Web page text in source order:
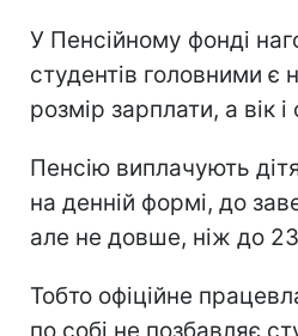
У Пенсійному фонді
студентів головними є
розмір зарплати, а вік
Пенсію виплачують
на денній формі, до
але не довше, ніж до 23
Тобто офіційне
по собі не позбавляє